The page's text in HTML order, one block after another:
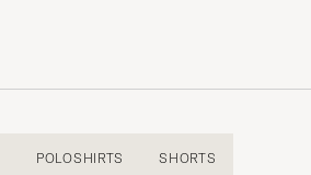
POLOSHIRTS SHORTS